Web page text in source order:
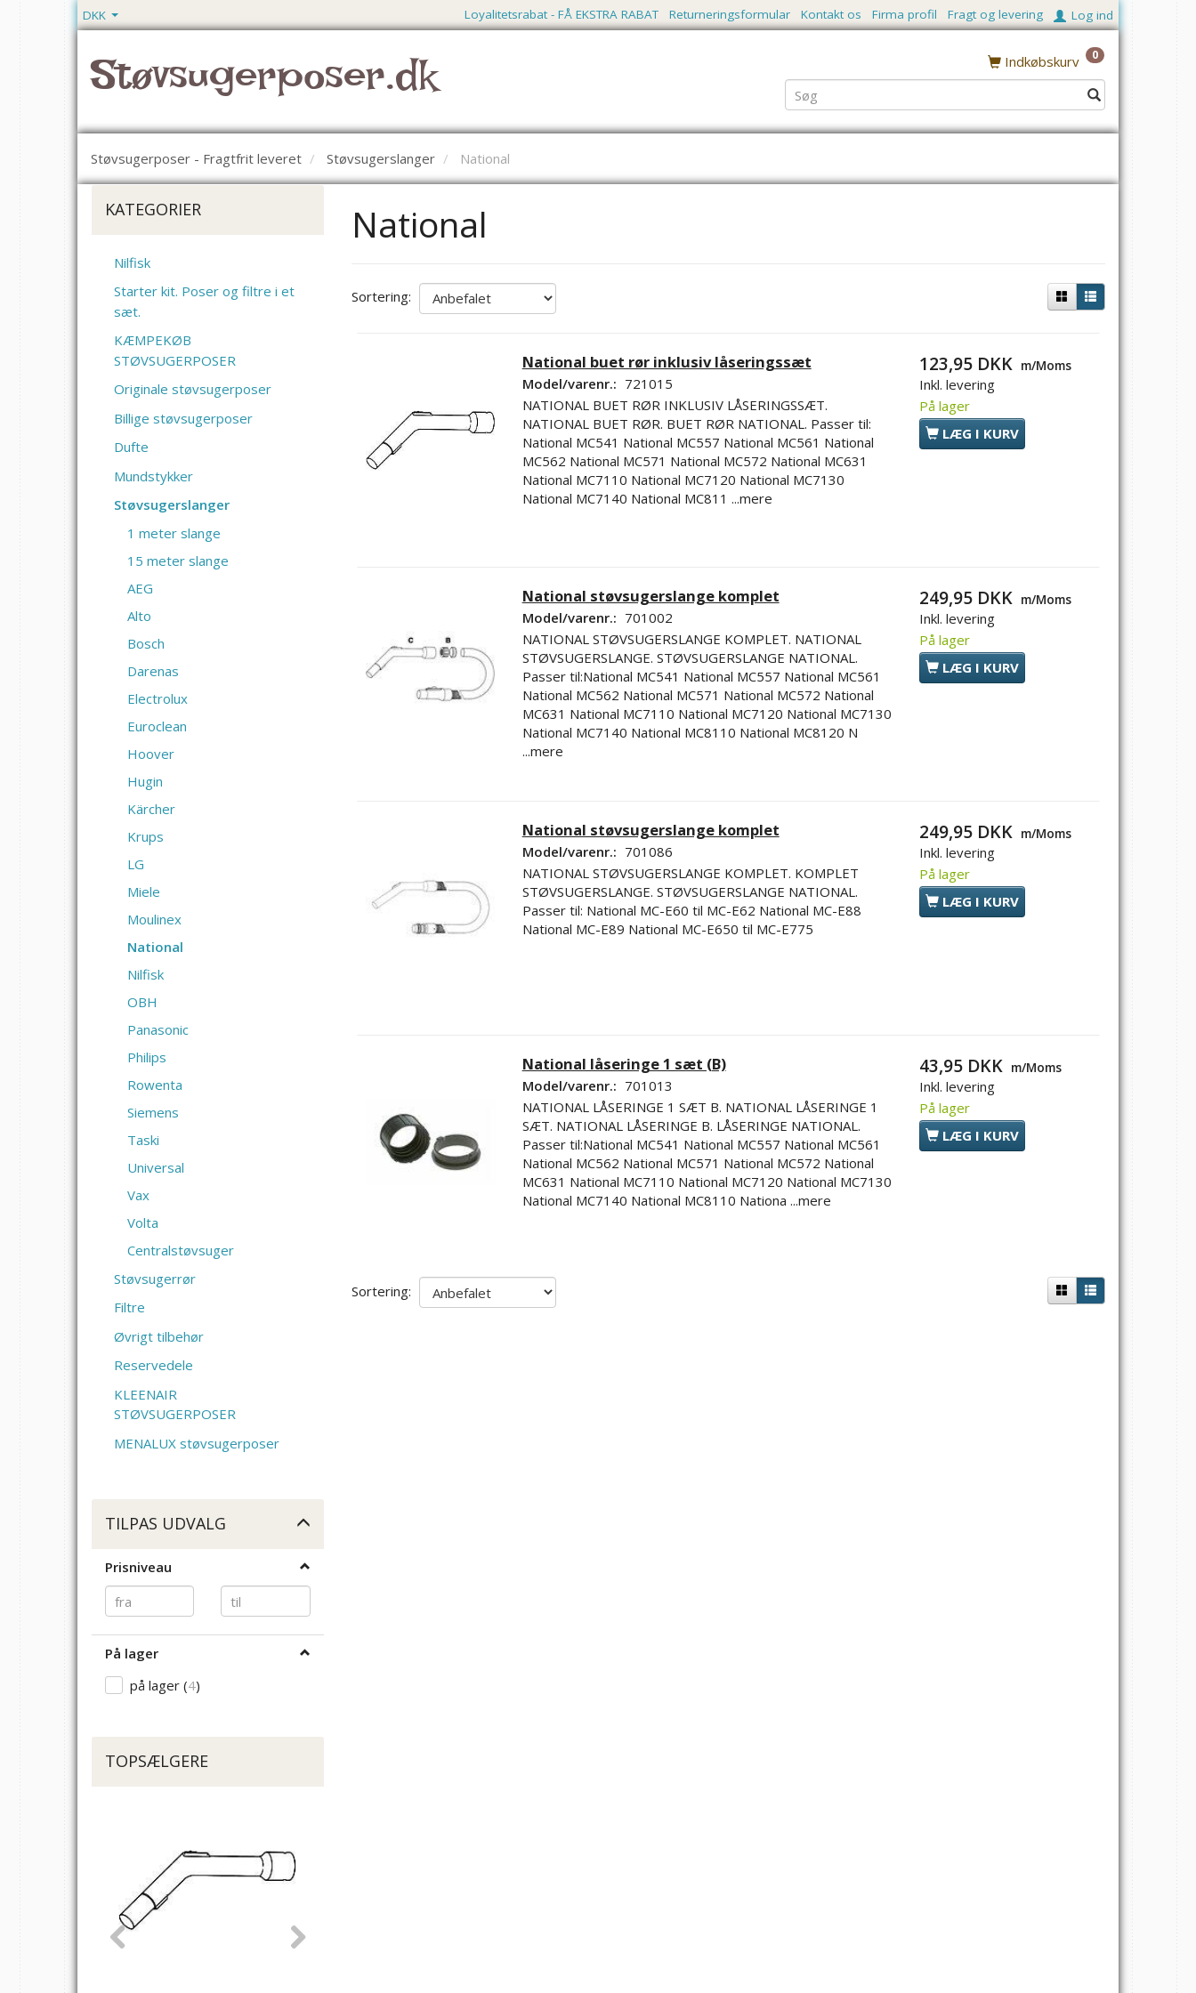
DKK Log ind
Fragt og levering
Firma profil
Kontakt os
Returneringsformular
Loyalitetsrabat - FÅ EKSTRA RABAT
Støvsugerposer.dk Indkøbskurv 0
Støvsugerposer - Fragtfrit leveret Støvsugerslanger National
KATEGORIER
Nilfisk
Starter kit. Poser og filtre i et
sæt.
KÆMPEKØB
STØVSUGERPOSER
Originale støvsugerposer
Billige støvsugerposer
Dufte
Mundstykker
Støvsugerslanger
1 meter slange
15 meter slange
AEG
Alto
Bosch
Darenas
Electrolux
Euroclean
Hoover
Hugin
Kärcher
Krups
LG
Miele
Moulinex
National
Nilfisk
OBH
Panasonic
Philips
Rowenta
Siemens
Taski
Universal
Vax
Volta
Centralstøvsuger
Støvsugerrør
Filtre
Øvrigt tilbehør
Reservedele
KLEENAIR
STØVSUGERPOSER
MENALUX støvsugerposer
TILPAS UDVALG
Prisniveau
På lager
på lager (4)
TOPSÆLGERE
National
Sortering:
National buet rør inklusiv låseringssæt
Model/varenr.: 721015
NATIONAL BUET RØR INKLUSIV LÅSERINGSSÆT.
NATIONAL BUET RØR. BUET RØR NATIONAL. Passer til:
National MC541 National MC557 National MC561 National
MC562 National MC571 National MC572 National MC631
National MC7110 National MC7120 National MC7130
National MC7140 National MC811 ...mere
123,95 DKK m/Moms
Inkl. levering
På lager
LÆG I KURV
National støvsugerslange komplet
Model/varenr.: 701002
NATIONAL STØVSUGERSLANGE KOMPLET. NATIONAL
STØVSUGERSLANGE. STØVSUGERSLANGE NATIONAL.
Passer til:National MC541 National MC557 National MC561
National MC562 National MC571 National MC572 National
MC631 National MC7110 National MC7120 National MC7130
National MC7140 National MC8110 National MC8120 N
...mere
249,95 DKK m/Moms
Inkl. levering
På lager
LÆG I KURV
National støvsugerslange komplet
Model/varenr.: 701086
NATIONAL STØVSUGERSLANGE KOMPLET. KOMPLET
STØVSUGERSLANGE. STØVSUGERSLANGE NATIONAL.
Passer til: National MC-E60 til MC-E62 National MC-E88
National MC-E89 National MC-E650 til MC-E775
249,95 DKK m/Moms
Inkl. levering
På lager
LÆG I KURV
National låseringe 1 sæt (B)
Model/varenr.: 701013
NATIONAL LÅSERINGE 1 SÆT B. NATIONAL LÅSERINGE 1
SÆT. NATIONAL LÅSERINGE B. LÅSERINGE NATIONAL.
Passer til:National MC541 National MC557 National MC561
National MC562 National MC571 National MC572 National
MC631 National MC7110 National MC7120 National MC7130
National MC7140 National MC8110 Nationa ...mere
43,95 DKK m/Moms
Inkl. levering
På lager
LÆG I KURV
Sortering: